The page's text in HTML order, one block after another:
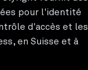
pour l'identité
d'accès et les
en Suisse et à